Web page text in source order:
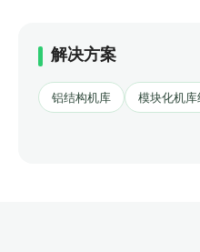
解决方案
铝结构机库 模块化机库